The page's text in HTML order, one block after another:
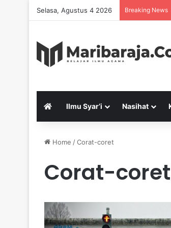
Selasa, Agustus 4 2026 Breaking News
Ilmu Syar’i Nasihat
Home /Corat-coret
Corat-coret